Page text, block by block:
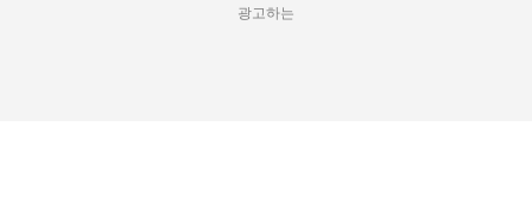
광고하는